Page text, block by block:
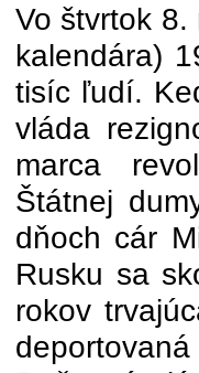
Vo štvrtok
kalendára)
tisíc ľudí.
vláda
marca
Štátnej
dňoch cár
Rusku sa
rokov